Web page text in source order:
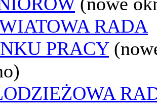
RADA
PRACY